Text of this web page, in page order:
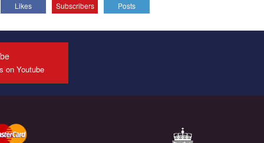
All you have to do is to press "Like" below the
Эмоционально сильный ролик от команды "Гей-
конкурсе международной организации PACT на
развития организации.
дискриминацией на почве СОГИ в Украине.
Likes Subscribers Posts
on Youtube